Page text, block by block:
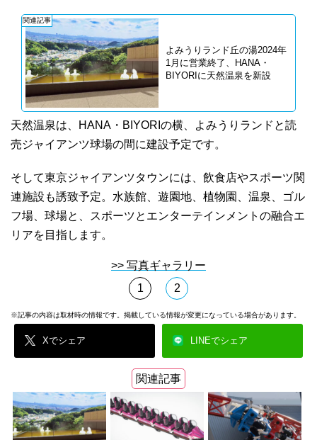
関連記事
よみうりランド丘の湯2024年
1月に営業終了、HANA・
BIYORIに天然温泉を新設
天然温泉は、HANA・BIYORIの横、よみうりランドと読
売ジャイアンツ球場の間に建設予定です。
そして東京ジャイアンツタウンには、飲食店やスポーツ関
連施設も誘致予定。水族館、遊園地、植物園、温泉、ゴル
フ場、球場と、スポーツとエンターテインメントの融合エ
リアを目指します。
>> 写真ギャラリー
1
2
※記事の内容は取材時の情報です。掲載している情報が変更になっている場合があります。
Xでシェア LINEでシェア
関連記事